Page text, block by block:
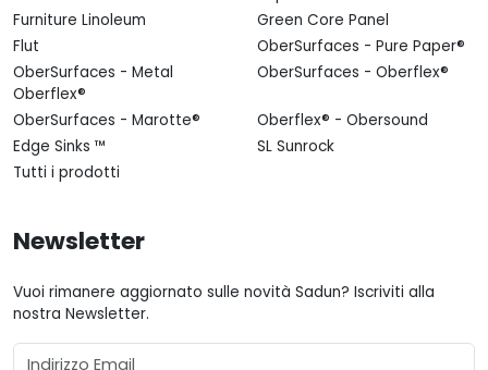
Furniture Linoleum
Green Core Panel
Flut
OberSurfaces - Pure Paper®
OberSurfaces - Metal
Oberflex®
OberSurfaces - Oberflex®
OberSurfaces - Marotte®
Oberflex® - Obersound
Edge Sinks ™
SL Sunrock
Tutti i prodotti
Newsletter
Vuoi rimanere aggiornato sulle novità Sadun? Iscriviti alla
nostra Newsletter.
Email